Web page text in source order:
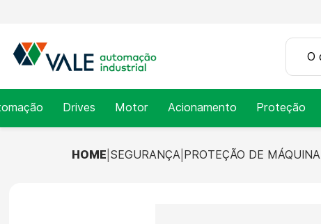
Drives Motor Acionamento Proteção
HOME SEGURANÇA PROTEÇÃO DE MÁQUINA